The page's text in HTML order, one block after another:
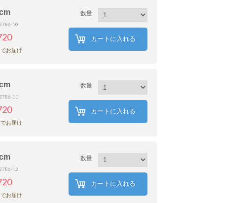
数量
カートに入れる
10
お届け
数量
カートに入れる
11
お届け
数量
カートに入れる
12
お届け